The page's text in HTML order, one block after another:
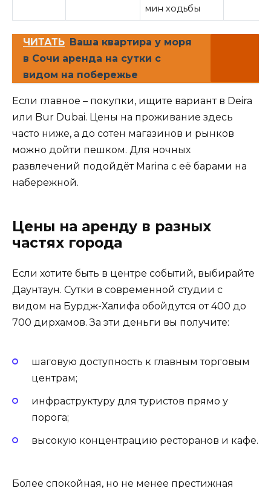
мин ходьбы
ЧИТАТЬ Ваша квартира у моря
в Сочи аренда на сутки с
видом на побережье
Если главное – покупки, ищите вариант в Deira
или Bur Dubai. Цены на проживание здесь
часто ниже, а до сотен магазинов и рынков
можно дойти пешком. Для ночных
развлечений подойдёт Marina с её барами на
набережной.
Цены на аренду в разных
частях города
Если хотите быть в центре событий, выбирайте
Даунтаун. Сутки в современной студии с
видом на Бурдж-Халифа обойдутся от 400 до
700 дирхамов. За эти деньги вы получите:
шаговую доступность к главным торговым
центрам;
инфраструктуру для туристов прямо у
порога;
высокую концентрацию ресторанов и кафе.
Более спокойная, но не менее престижная